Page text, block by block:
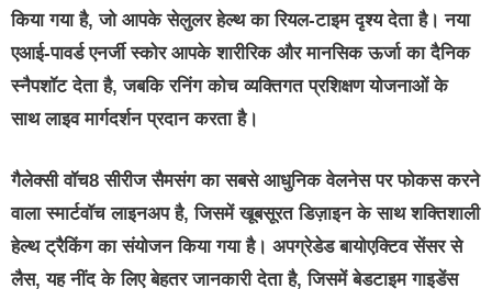
किया गया है, जो आपके सेलुलर हेल्‍थ का रियल-टाइम दृश्य देता है। नया
एआई-पावर्ड एनर्जी स्कोर आपके शारीरिक और मानसिक ऊर्जा का दैनिक
स्नैपशॉट देता है, जबकि रनिंग कोच व्यक्तिगत प्रशिक्षण योजनाओं के
साथ लाइव मार्गदर्शन प्रदान करता है।
गैलेक्सी वॉच8 सीरीज सैमसंग का सबसे आधुनिक वेलनेस पर फोकस करने
वाला स्मार्टवॉच लाइनअप है, जिसमें खूबसूरत डिज़ाइन के साथ शक्तिशाली
हेल्‍थ ट्रैकिंग का संयोजन किया गया है। अपग्रेडेड बायोएक्टिव सेंसर से
लैस, यह नींद के लिए बेहतर जानकारी देता है, जिसमें बेडटाइम गाइडेंस